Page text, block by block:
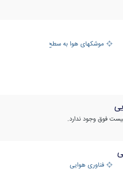
موشکهای هوا به سطح
فوق وجود ندارد.
فناوری هوایی